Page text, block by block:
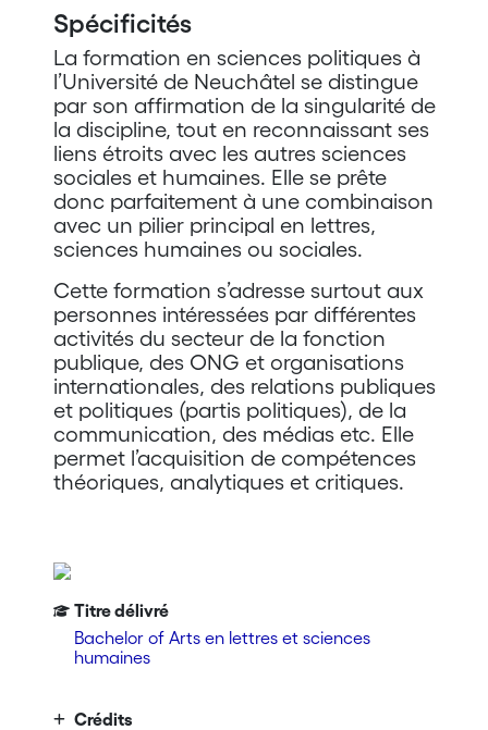
Spécificités
La formation en sciences politiques à
l’Université de Neuchâtel se distingue
par son affirmation de la singularité de
la discipline, tout en reconnaissant ses
liens étroits avec les autres sciences
sociales et humaines. Elle se prête
donc parfaitement à une combinaison
avec un pilier principal en lettres,
sciences humaines ou sociales.
Cette formation s’adresse surtout aux
personnes intéressées par différentes
activités du secteur de la fonction
publique, des ONG et organisations
internationales, des relations publiques
et politiques (partis politiques), de la
communication, des médias etc. Elle
permet l’acquisition de compétences
théoriques, analytiques et critiques.
Titre délivré
Bachelor of Arts en lettres et sciences
humaines
Crédits